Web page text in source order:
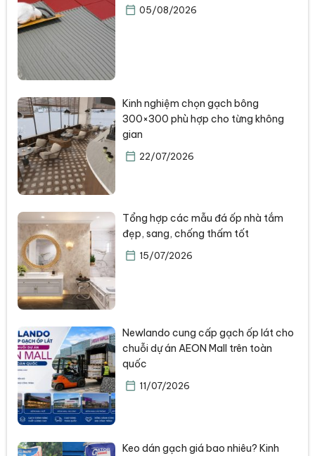
05/08/2026
Kinh nghiệm chọn gạch bông
300×300 phù hợp cho từng không
gian
22/07/2026
Tổng hợp các mẫu đá ốp nhà tắm
đẹp, sang, chống thấm tốt
15/07/2026
Newlando cung cấp gạch ốp lát cho
chuỗi dự án AEON Mall trên toàn
quốc
11/07/2026
Keo dán gạch giá bao nhiêu? Kinh